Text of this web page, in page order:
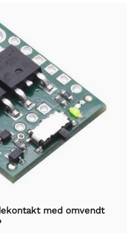
med omvendt